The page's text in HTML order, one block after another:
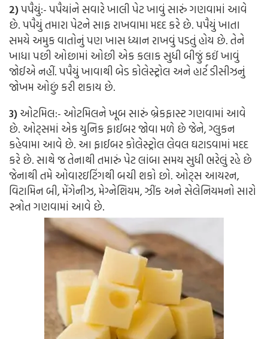
2)પપૈયું:-પપૈયાંને સવારે ખાલી પેટ ખાવું સારું ગણવામાં આવે
છે. પપૈયું તમારા પેટને સાફ રાખવામા મદદ કરે છે. પપૈયું ખાતા
સમયે અમુક વાતોનું પણ ખાસ ધ્યાન રાખવું પડતું હોય છે. તેને
ખાધા પછી ઓછામાં ઓછી એક કલાક સુધી બીજું કઈં ખાવું
જોઈએ નહીં. પપૈયું ખાવાથી બેડ કોલેસ્ટ્રોલ અને હાર્ટ ડીસીઝનું
જોખમ ઓછું કરી શકાય છે.
3)ઓટમિલ:- ઓટમિલને ખૂબ સારું બ્રેકફાસ્ટ ગણવામાં આવે
છે. ઓટ્સમાં એક યુનિક ફાઈબર જોવા મળે છે જેને, ગ્લુકન
કહેવામા આવે છે. આ ફાઈબર કોલેસ્ટ્રોલ લેવલ ઘટાડવામાં મદદ
કરે છે. સાથે જ તેનાથી તમારું પેટ લાંબા સમય સુધી ભરેલું રહે છે
જેનાથી તમે ઓવારઇટિંગથી બચી શકો છો. ઓટ્સ આયરન,
વિટામિન બી, મેંગેનીઝ, મેગ્નેશિયમ, ઝીંક અને સેલેનિયમનો સારો
સ્ત્રોત ગણવામાં આવે છે.